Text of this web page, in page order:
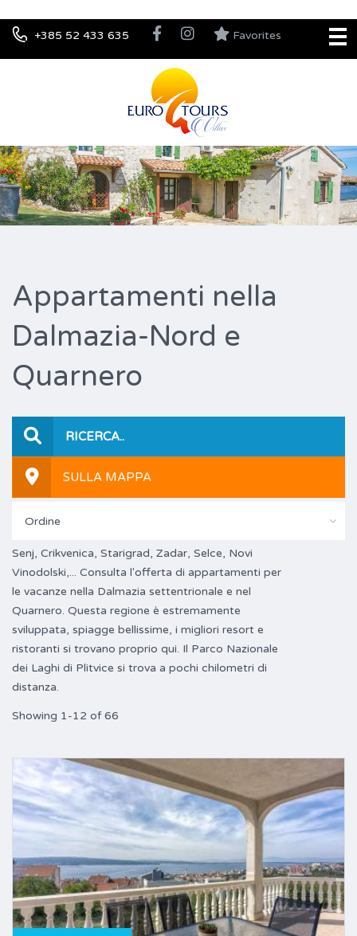
+385 52 433 635 Favorites
Appartamenti nella
Dalmazia-Nord e
Quarnero
RICERCA..
SULLA MAPPA
Ordine
Senj, Crikvenica, Starigrad, Zadar, Selce, Novi
Vinodolski,... Consulta l'offerta di appartamenti per
le vacanze nella Dalmazia settentrionale e nel
Quarnero. Questa regione è estremamente
sviluppata, spiagge bellissime, i migliori resort e
ristoranti si trovano proprio qui. Il Parco Nazionale
dei Laghi di Plitvice si trova a pochi chilometri di
distanza.
Showing 1-12 of 66